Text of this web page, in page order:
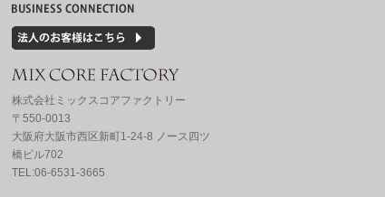
株式会社ミックスコアファクトリー
〒550-0013
大阪府大阪市西区新町1-24-8 ノース四ツ
橋ビル702
TEL:06-6531-3665